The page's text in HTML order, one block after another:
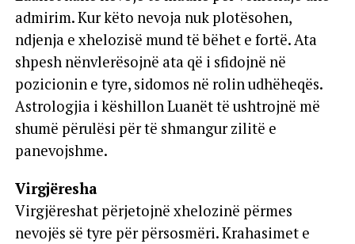
admirim. Kur këto nevoja nuk plotësohen,
ndjenja e xhelozisë mund të bëhet e fortë. Ata
shpesh nënvlerësojnë ata që i sfidojnë në
pozicionin e tyre, sidomos në rolin udhëheqës.
Astrologjia i këshillon Luanët të ushtrojnë më
shumë përulësi për të shmangur zilitë e
panevojshme.
Virgjëresha
Virgjëreshat përjetojnë xhelozinë përmes
nevojës së tyre për përsosmëri. Krahasimet e